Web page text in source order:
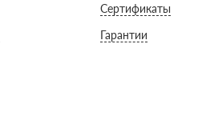
Сертификаты
Гарантии